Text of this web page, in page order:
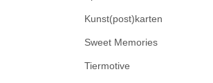
Kunst(post)karten
Sweet Memories
Tiermotive